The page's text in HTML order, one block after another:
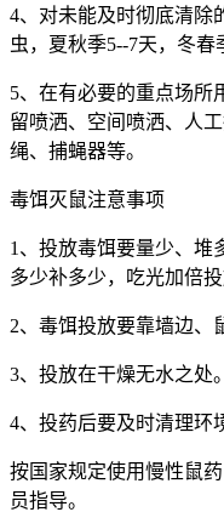
4、对未能及时彻底清除
虫，夏秋季5--7天，冬春
5、在有必要的重点场所
留喷洒、空间喷洒、人
绳、捕蝇器等。
毒饵灭鼠注意事项
1 、投放毒饵要量少、堆
多少补多少，吃光加倍
2、毒饵投放要靠墙边、
3、投放在干燥无水之处
4、投药后要及时清理环
按国家规定使用慢性鼠
员指导。